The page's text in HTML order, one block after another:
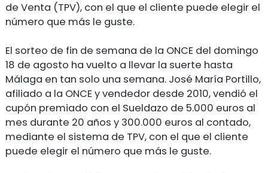
de Venta (TPV), con el que el cliente puede elegir el
número que más le guste.
El sorteo de fin de semana de la ONCE del domingo
18 de agosto ha vuelto a llevar la suerte hasta
Málaga en tan solo una semana. José María Portillo,
afiliado a la ONCE y vendedor desde 2010, vendió el
cupón premiado con el Sueldazo de 5.000 euros al
mes durante 20 años y 300.000 euros al contado,
mediante el sistema de TPV, con el que el cliente
puede elegir el número que más le guste.